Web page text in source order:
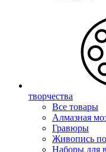
творчества
Все товары
Алмазная
Гравюры
Живопись
Наборы для